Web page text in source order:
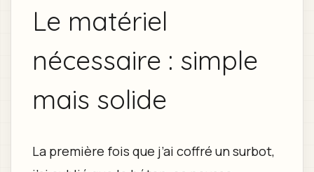
Le matériel
nécessaire : simple
mais solide
La première fois que j’ai coffré un surbot,